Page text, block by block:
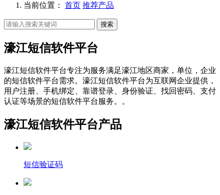
当前位置： 首页 推荐产品
搜索
濠江短信软件平台
濠江短信软件平台专注为服务满足濠江地区商家，单位，企业
的短信软件平台需求。濠江短信软件平台为互联网企业提供，
用户注册、手机绑定、靠谱登录、身份验证、找回密码、支付
认证等场景的短信软件平台服务。。
濠江短信软件平台产品
短信验证码